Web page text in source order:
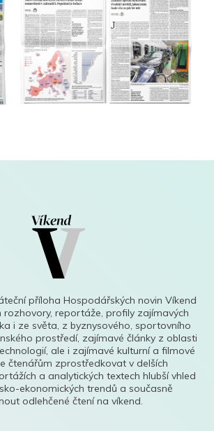
příloha Hospodářských novin Víkend
rozhovory, reportáže, profily zajímavých
i ze světa, z byznysového, sportovního
prostředí, zajímavé články z oblasti
ale i zajímavé kulturní a filmové
čtenářům zprostředkovat v delších
a analytických textech hlubší vhled
ekonomických trendů a současně
odlehčené čtení na víkend.